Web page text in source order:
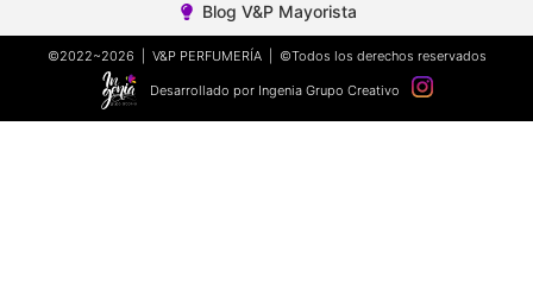
Blog V&P Mayorista
©2022~2026 | V&P PERFUMERÍA | ©Todos los derechos reservados
Desarrollado por Ingenia Grupo Creativo